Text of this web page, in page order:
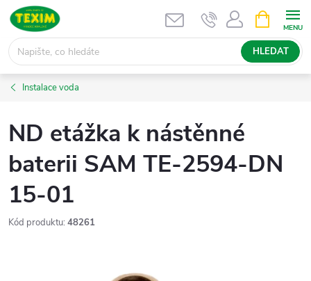
Přejít
obsah
HLEDAT
NÁKUPNÍ
KOŠÍK
Instalace voda
ND etážka k nástěnné
baterii SAM TE-2594-DN
15-01
Kód produktu: 48261